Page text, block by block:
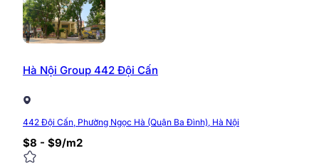
Hà Nội Group 442 Đội Cấn
442 Đội Cấn, Phường Ngọc Hà (Quận Ba Đình), Hà Nội
$8 - $9/m2